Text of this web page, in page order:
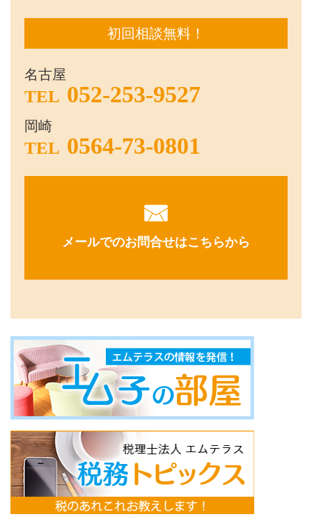
初回相談無料！
名古屋
TEL 052-253-9527
岡崎
TEL 0564-73-0801
メールでのお問合せはこちらから